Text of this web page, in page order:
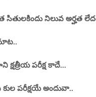
నిలువ అర్హత
క్షత్రీయ పరీక్ష కాదే...
పరీక్షయే అందువా..